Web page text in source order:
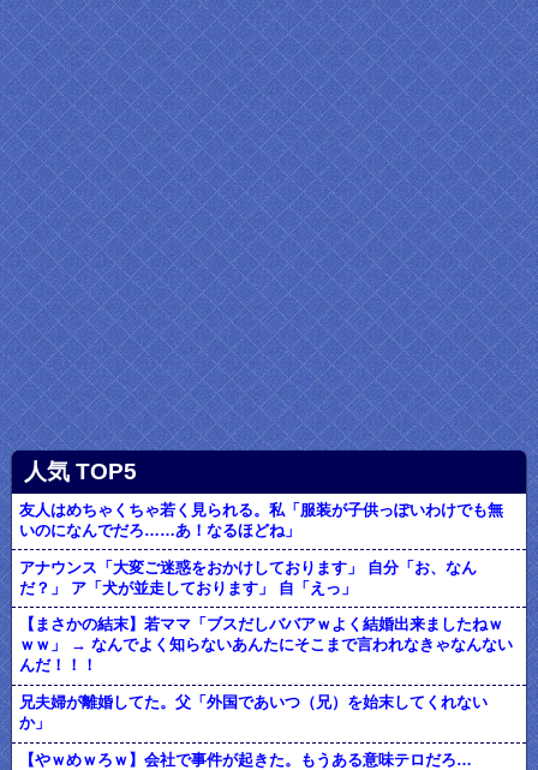
人気 TOP5
友人はめちゃくちゃ若く見られる。私「服装が子供っぽいわけでも無
いのになんでだろ……あ！なるほどね」
アナウンス「大変ご迷惑をおかけしております」 自分「お、なん
だ？」 ア「犬が並走しております」 自「えっ」
【まさかの結末】若ママ「ブスだしババアｗよく結婚出来ましたねｗ
ｗｗ」 → なんでよく知らないあんたにそこまで言われなきゃなんない
んだ！！！
兄夫婦が離婚してた。父「外国であいつ（兄）を始末してくれない
か」
【やｗめｗろｗ】会社で事件が起きた。もうある意味テロだろ…